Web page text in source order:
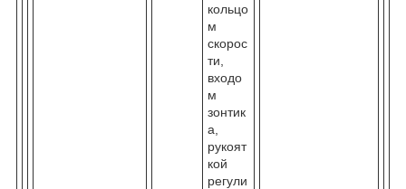
кольцо
м
скорос
ти,
входо
м
зонтик
а,
рукоят
кой
регули